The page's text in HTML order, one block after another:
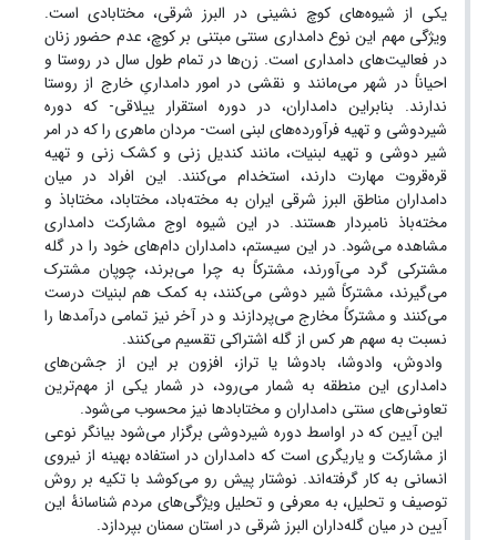
یکی از شیوه‌های کوچ نشینی در البرز شرقی، مختابادی است.
ویژگی مهم این نوع دامداری سنتی مبتنی بر کوچ، عدم حضور زنان
در فعالیت‌های دامداری است. زن‌ها در تمام طول سال در روستا و
احیاناً در شهر می‌مانند و نقشی در امور دامداریِ خارج از روستا
ندارند. بنابراین دامداران، در دوره استقرار ییلاقی- که دوره
شیردوشی و تهیه فرآورده‌های لبنی است- مردان ماهری را که در امر
شیر دوشی و تهیه لبنیات، مانند کندیل زنی و کشک زنی و تهیه
قره‌قروت مهارت دارند، استخدام می‌کنند. این افراد در میان
دامداران مناطق البرز شرقی ایران به مخته‌باد، مختاباد، مختاباذ و
مخته‌باذ نامبردار هستند. در این شیوه اوج مشارکت دامداری
مشاهده می‌شود. در این سیستم، دامداران دام‌های خود را در گله
مشترکی گرد می‌آورند، مشترکاً به چرا می‌برند، چوپان مشترک
می‌گیرند، مشترکاً شیر دوشی می‌کنند، به کمک هم لبنیات درست
می‌کنند و مشترکاً مخارج می‌پردازند و در آخر نیز تمامی درآمدها را
نسبت به سهم هر کس از گله اشتراکی تقسیم می‌کنند.
وادوش، وادوشا، بادوشا یا تراز، افزون بر این از جشن‌های
دامداری این منطقه به شمار می‌رود، در شمار یکی از مهم‌ترین
تعاونی‌های سنتی دامداران و مختابادها نیز محسوب می‌شود.
این آیین که در اواسط دوره شیردوشی برگزار می‌شود بیانگر نوعی
از مشارکت و یاریگری است که دامداران در استفاده بهینه از نیروی
انسانی به کار گرفته‌اند. نوشتار پیش رو می‌کوشد با تکیه بر روش
توصیف و تحلیل، به معرفی و تحلیل ویژگی‌های مردم شناسانۀ این
آیین در میان گله‌داران البرز شرقی در استان سمنان بپردازد.